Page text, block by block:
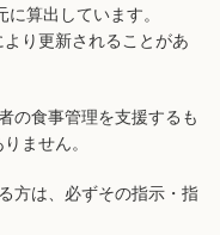
算出しています。
り更新されることがあ
の食事管理を支援するも
ません。
方は、必ずその指示・指